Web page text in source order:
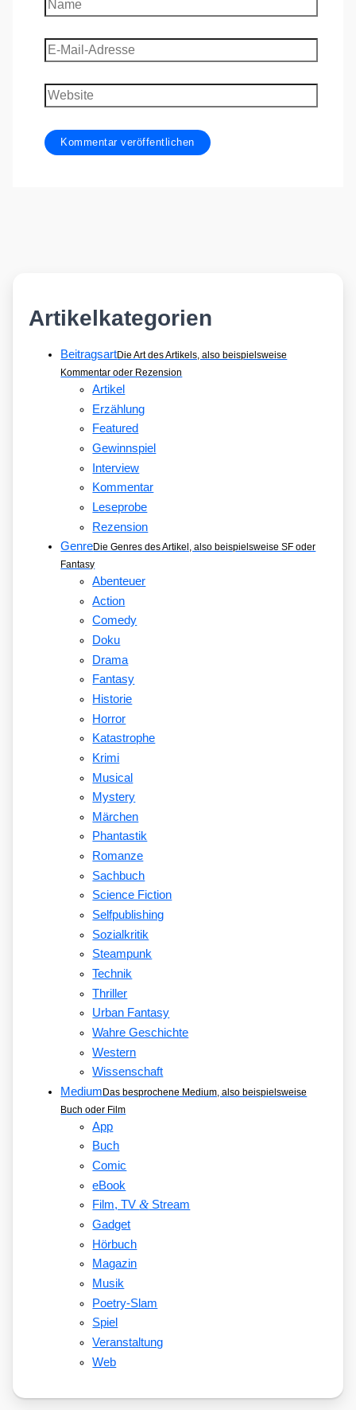
E-
Mail-
Adresse
Website
Artikelkategorien
BeitragsartDie Art des Artikels, also beispielsweise
Kommentar oder Rezension
Artikel
Erzählung
Featured
Gewinnspiel
Interview
Kommentar
Leseprobe
Rezension
GenreDie Genres des Artikel, also beispielsweise SF oder
Fantasy
Abenteuer
Action
Comedy
Doku
Drama
Fantasy
Historie
Horror
Katastrophe
Krimi
Musical
Mystery
Märchen
Phantastik
Romanze
Sachbuch
Science Fiction
Selfpublishing
Sozialkritik
Steampunk
Technik
Thriller
Urban Fantasy
Wahre Geschichte
Western
Wissenschaft
MediumDas besprochene Medium, also beispielsweise
Buch oder Film
App
Buch
Comic
eBook
Film, TV&Stream
Gadget
Hörbuch
Magazin
Musik
Poetry-Slam
Spiel
Veranstaltung
Web